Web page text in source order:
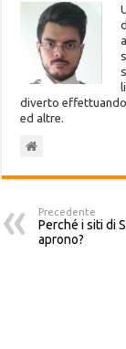
diverto
ed altre.
Precedente
Perché i siti di
aprono?